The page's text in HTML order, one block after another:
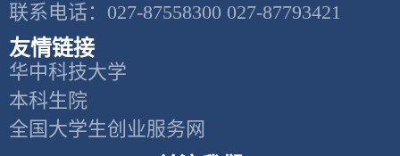
联系电话：027-87558300 027-87793421
友情链接
华中科技大学
本科生院
全国大学生创业服务网